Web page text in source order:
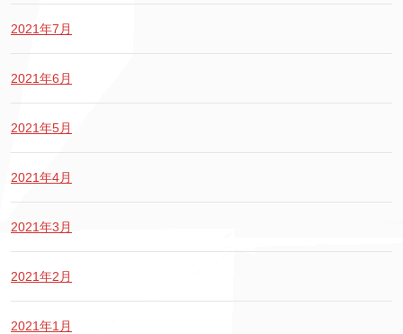
2021年7月
2021年6月
2021年5月
2021年4月
2021年3月
2021年2月
2021年1月